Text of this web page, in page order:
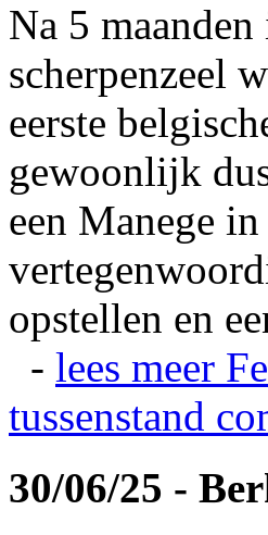
Na 5
scherpenzeel
eerste
gewoonlijk
een Manege
opstellen en
- lees meer
tussenstand
30/06/25 -